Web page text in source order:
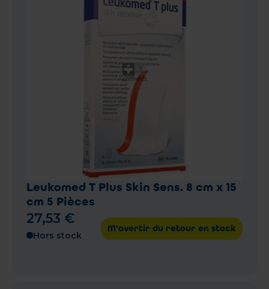
Leukomed T Plus Skin Sens. 8 cm x 15
cm 5 Pièces
27,53 €
Hors stock
M'avertir du retour en stock